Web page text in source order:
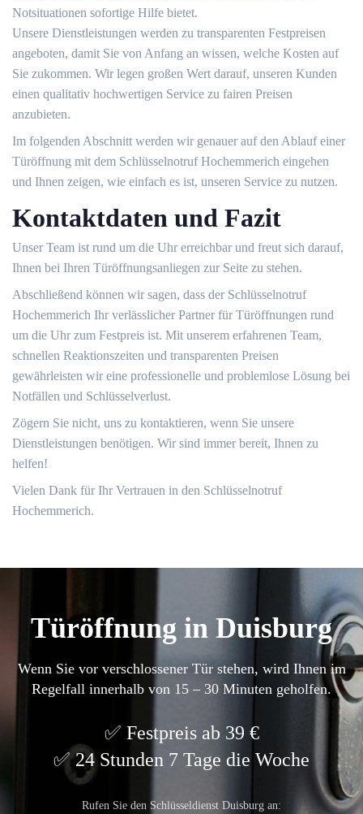
Notsituationen sofortige Hilfe bietet.​
Unsere Dienstleistungen werden zu transparenten Festpreisen
angeboten, damit Sie von Anfang an wissen, welche Kosten auf
Sie zukommen.​ Wir legen großen Wert darauf, unseren Kunden
einen qualitativ hochwertigen Service zu fairen Preisen
anzubieten.​
Im folgenden Abschnitt werden wir genauer auf den Ablauf einer
Türöffnung mit dem Schlüsselnotruf Hochemmerich eingehen
und Ihnen zeigen, wie einfach es ist, unseren Service zu nutzen.​
Kontaktdaten und Fazit
Unser Team ist rund um die Uhr erreichbar und freut sich darauf,
Ihnen bei Ihren Türöffnungsanliegen zur Seite zu stehen.​
Abschließend können wir sagen, dass der Schlüsselnotruf
Hochemmerich Ihr verlässlicher Partner für Türöffnungen rund
um die Uhr zum Festpreis ist.​ Mit unserem erfahrenen Team,
schnellen Reaktionszeiten und transparenten Preisen
gewährleisten wir eine professionelle und problemlose Lösung bei
Notfällen und Schlüsselverlust.​
Zögern Sie nicht, uns zu kontaktieren, wenn Sie unsere
Dienstleistungen benötigen.​ Wir sind immer bereit, Ihnen zu
helfen!​
Vielen Dank für Ihr Vertrauen in den Schlüsselnotruf
Hochemmerich.​
Türöffnung in Duisburg
Wenn Sie vor verschlossener Tür stehen, wird Ihnen im
Regelfall innerhalb von 15 – 30 Minuten geholfen.
Festpreis ab 39 €
24 Stunden 7 Tage die Woche
Rufen Sie den Schlüsseldienst Duisburg an: